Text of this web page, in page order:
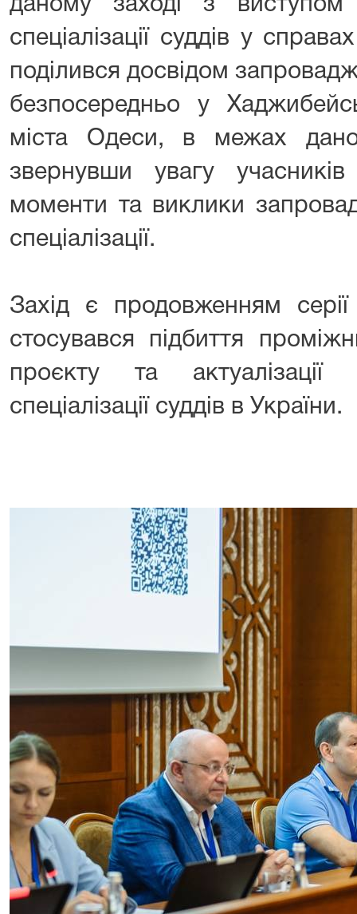
даному заході з
спеціалізації суддів у
поділився досвідом
безпосередньо у
міста Одеси, в межах
звернувши увагу
моменти та виклики
спеціалізації.
Захід є продовженням
стосувався підбиття
проєкту та актуалізації
спеціалізації суддів в України.